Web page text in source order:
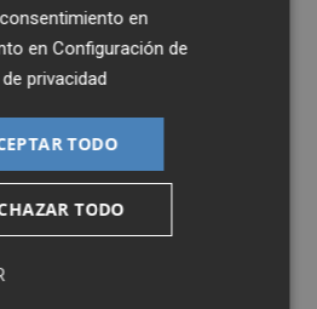
en
enConfiguración de
privacidad
TODO
TODO